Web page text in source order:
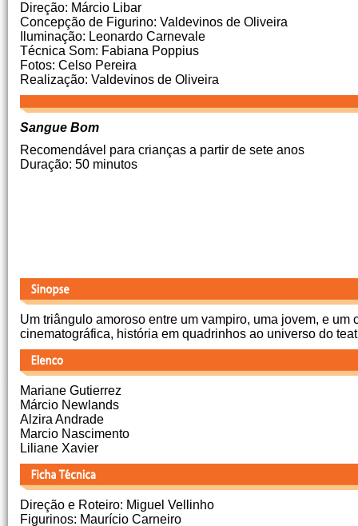
Direção: Márcio Libar
Concepção de Figurino: Valdevinos de Oliveira
Iluminação: Leonardo Carnevale
Técnica Som: Fabiana Poppius
Fotos: Celso Pereira
Realização: Valdevinos de Oliveira
Sangue Bom
Recomendável para crianças a partir de sete anos
Duração: 50 minutos
Um triângulo amoroso entre um vampiro, uma jovem, e
cinematográfica, história em quadrinhos ao universo do
Mariane Gutierrez
Márcio Newlands
Alzira Andrade
Marcio Nascimento
Liliane Xavier
Direção e Roteiro: Miguel Vellinho
Figurinos: Maurício Carneiro